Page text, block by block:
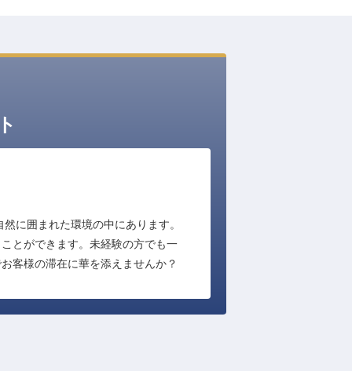
に囲まれた環境の中にあります。
とができます。未経験の方でも一
客様の滞在に華を添えませんか？